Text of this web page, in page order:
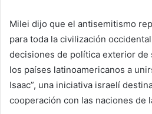
Milei dijo que el antisemitismo
para toda la civilización
decisiones de política exterior de
los países latinoamericanos a
Isaac”, una iniciativa israelí
cooperación con las naciones de